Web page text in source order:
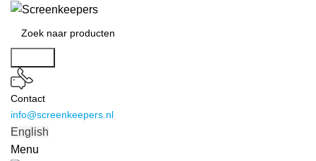
Contact
info@screenkeepers.nl
English
Menu